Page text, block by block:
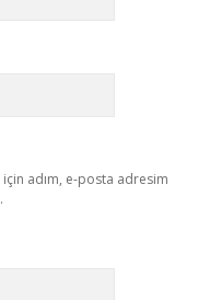
adım, e-posta adresim